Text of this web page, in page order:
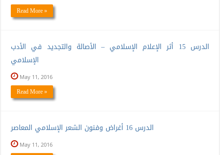
Read More »
الدرس 15 أثر الإعلام الإسلامي – الأصالة والتجديد في الأدب
الإسلامي
May 11, 2016
Read More »
الدرس 16 أغراض وفنون الشعر الإسلامي المعاصر
May 11, 2016